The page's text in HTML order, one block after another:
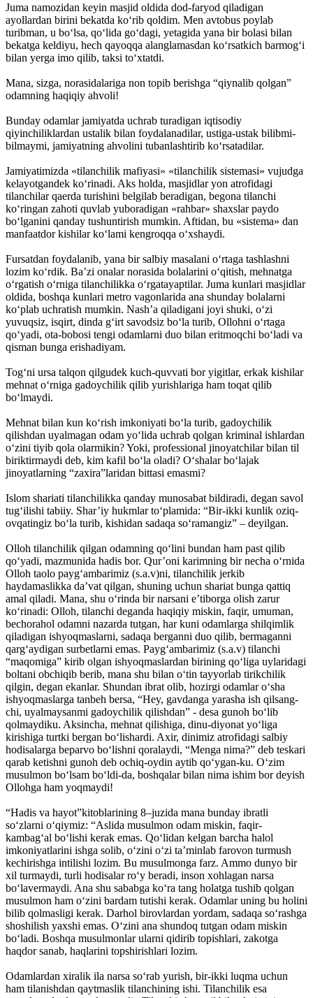
Juma namozidan keyin masjid oldida dod-faryod qiladigan
ayollardan birini bekatda ko‘rib qoldim. Men avtobus poylab
turibman, u bo‘lsa, qo‘lida go‘dagi, yetagida yana bir bolasi bilan
bekatga keldiyu, hech qayoqqa alanglamasdan ko‘rsatkich barmog‘i
bilan yerga imo qilib, taksi to‘xtatdi.
Mana, sizga, norasidalariga non topib berishga “qiynalib qolgan”
odamning haqiqiy ahvoli!
Bunday odamlar jamiyatda uchrab turadigan iqtisodiy
qiyinchiliklardan ustalik bilan foydalanadilar, ustiga-ustak bilibmi-
bilmaymi, jamiyatning ahvolini tubanlashtirib ko‘rsatadilar.
Jamiyatimizda «tilanchilik mafiyasi» «tilanchilik sistemasi» vujudga
kelayotgandek ko‘rinadi. Aks holda, masjidlar yon atrofidagi
tilanchilar qaerda turishini belgilab beradigan, begona tilanchi
ko‘ringan zahoti quvlab yuboradigan «rahbar» shaxslar paydo
bo‘lganini qanday tushuntirish mumkin. Aftidan, bu «sistema» dan
manfaatdor kishilar ko‘lami kengroqqa o‘xshaydi.
Fursatdan foydalanib, yana bir salbiy masalani o‘rtaga tashlashni
lozim ko‘rdik. Ba’zi onalar norasida bolalarini o‘qitish, mehnatga
o‘rgatish o‘rniga tilanchilikka o‘rgatayaptilar. Juma kunlari masjidlar
oldida, boshqa kunlari metro vagonlarida ana shunday bolalarni
ko‘plab uchratish mumkin. Nash’a qiladigani joyi shuki, o‘zi
yuvuqsiz, isqirt, dinda g‘irt savodsiz bo‘la turib, Ollohni o‘rtaga
qo‘yadi, ota-bobosi tengi odamlarni duo bilan eritmoqchi bo‘ladi va
qisman bunga erishadiyam.
Tog‘ni ursa talqon qilgudek kuch-quvvati bor yigitlar, erkak kishilar
mehnat o‘rniga gadoychilik qilib yurishlariga ham toqat qilib
bo‘lmaydi.
Mehnat bilan kun ko‘rish imkoniyati bo‘la turib, gadoychilik
qilishdan uyalmagan odam yo‘lida uchrab qolgan kriminal ishlardan
o‘zini tiyib qola olarmikin? Yoki, professional jinoyatchilar bilan til
biriktirmaydi deb, kim kafil bo‘la oladi? O‘shalar bo‘lajak
jinoyatlarning “zaxira”laridan bittasi emasmi?
Islom shariati tilanchilikka qanday munosabat bildiradi, degan savol
tug‘ilishi tabiiy. Shar’iy hukmlar to‘plamida: “Bir-ikki kunlik oziq-
ovqatingiz bo‘la turib, kishidan sadaqa so‘ramangiz” – deyilgan.
Olloh tilanchilik qilgan odamning qo‘lini bundan ham past qilib
qo‘yadi, mazmunida hadis bor. Qur’oni karimning bir necha o‘rnida
Olloh taolo payg‘ambarimiz (s.a.v)ni, tilanchilik jerkib
haydamaslikka da’vat qilgan, shuning uchun shariat bunga qattiq
amal qiladi. Mana, shu o‘rinda bir narsani e’tiborga olish zarur
ko‘rinadi: Olloh, tilanchi deganda haqiqiy miskin, faqir, umuman,
bechorahol odamni nazarda tutgan, har kuni odamlarga shilqimlik
qiladigan ishyoqmaslarni, sadaqa berganni duo qilib, bermaganni
qarg‘aydigan surbetlarni emas. Payg‘ambarimiz (s.a.v) tilanchi
“maqomiga” kirib olgan ishyoqmaslardan birining qo‘liga uylaridagi
boltani obchiqib berib, mana shu bilan o‘tin tayyorlab tirikchilik
qilgin, degan ekanlar. Shundan ibrat olib, hozirgi odamlar o‘sha
ishyoqmaslarga tanbeh bersa, “Hey, gavdanga yarasha ish qilsang-
chi, uyalmaysanmi gadoychilik qilishdan” - desa gunoh bo‘lib
qolmaydiku. Aksincha, mehnat qilishiga, dinu-diyonat yo‘liga
kirishiga turtki bergan bo‘lishardi. Axir, dinimiz atrofidagi salbiy
hodisalarga beparvo bo‘lishni qoralaydi, “Menga nima?” deb teskari
qarab ketishni gunoh deb ochiq-oydin aytib qo‘ygan-ku. O‘zim
musulmon bo‘lsam bo‘ldi-da, boshqalar bilan nima ishim bor deyish
Ollohga ham yoqmaydi!
“Hadis va hayot”kitoblarining 8–juzida mana bunday ibratli
so‘zlarni o‘qiymiz: “Aslida musulmon odam miskin, faqir-
kambag‘al bo‘lishi kerak emas. Qo‘lidan kelgan barcha halol
imkoniyatlarini ishga solib, o‘zini o‘zi ta’minlab farovon turmush
kechirishga intilishi lozim. Bu musulmonga farz. Ammo dunyo bir
xil turmaydi, turli hodisalar ro‘y beradi, inson xohlagan narsa
bo‘lavermaydi. Ana shu sababga ko‘ra tang holatga tushib qolgan
musulmon ham o‘zini bardam tutishi kerak. Odamlar uning bu holini
bilib qolmasligi kerak. Darhol birovlardan yordam, sadaqa so‘rashga
shoshilish yaxshi emas. O‘zini ana shundoq tutgan odam miskin
bo‘ladi. Boshqa musulmonlar ularni qidirib topishlari, zakotga
haqdor sanab, haqlarini topshirishlari lozim.
Odamlardan xiralik ila narsa so‘rab yurish, bir-ikki luqma uchun
ham tilanishdan qaytmaslik tilanchining ishi. Tilanchilik esa